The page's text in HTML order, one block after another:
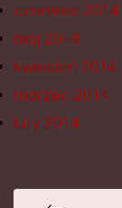
czerwiec 2014
maj 2014
kwiecień 2014
marzec 2014
luty 2014